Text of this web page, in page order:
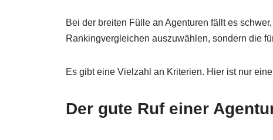
Bei der breiten Fülle an Agenturen fällt es
Rankingvergleichen auszuwählen, sondern die
Es gibt eine Vielzahl an Kriterien. Hier ist nur
Der gute Ruf einer